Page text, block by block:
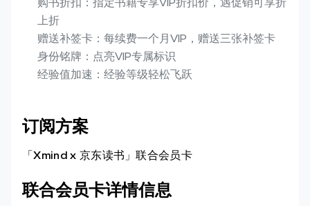
购书折扣：指定书籍专享VIP折扣价，遇促销可享折
上折
赠送补签卡：每续费一个月VIP，赠送三张补签卡
身份铭牌：点亮VIP专属标识
经验值加速：经验等级轻松飞跃
订阅方案
「Xmind x 京东读书」联合会员卡
联合会员卡详情信息